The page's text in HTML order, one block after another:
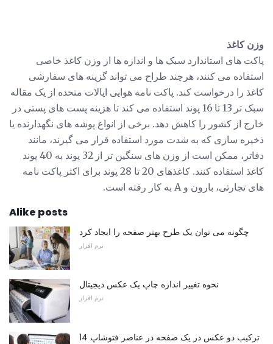
وزن کاغذ
پاکت های استاندارد سبک ها و اندازه ها از وزن کاغذ خاصی
استفاده می کنند، هرچند طراح می تواند گزینه های سفارشی
کاغذ را درخواست کند. پاکت نامه هوایی ایالات متحده از یک مقاله
سبک تر 13 تا 16 پوند استفاده می کند تا هزینه پست های پستی در
خارج از کشور را کاهش دهد. برخی از انواع پوشه های نگهدارنده یا
ذخیره سازی که به شدت مورد استفاده قرار می گیرند، مانند
دفاتر، ممکن است از وزن های سنگین تر از 32 پوند به 40 پوند
کاغذ استفاده کنند. کاغذهای 20 تا 28 پوند برای اکثر پاکت نامه
های تجارتی، بارون و A به کار رفته است.
Alike posts
چگونه می توان یک طرح بهتر صفحه را ایجاد کرد
نرم افزار
نحوه تغییر اندازه چاپ یک عکس دیجیتال
نرم افزار
ترکیب دو عکس در یک صفحه در عناصر فتوشاپ 14